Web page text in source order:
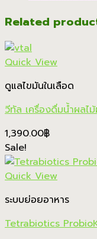
Related
Quick View
ดูแลไขมันในเลือด
วีทัล เครื่องดื่มน้ำผลไ
1,390.00฿
Sale!
Quick View
ระบบย่อยอาหาร
Tetrabiotics